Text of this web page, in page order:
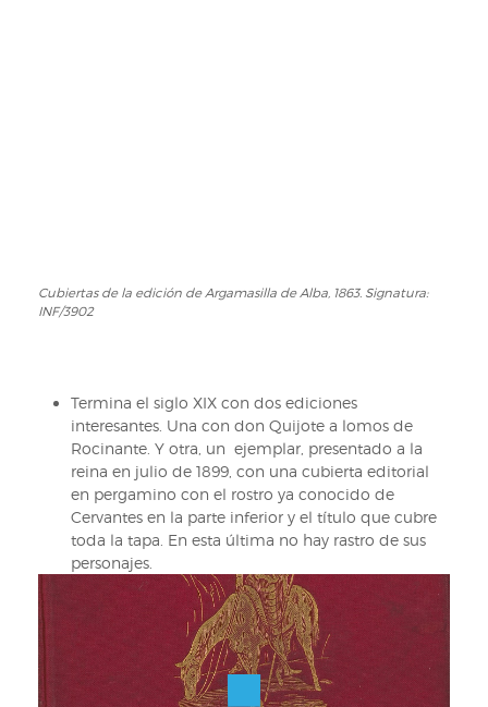
Cubiertas de la edición de Argamasilla de Alba, 1863. Signatura:
INF/3902
Termina el siglo XIX con dos ediciones
interesantes. Una con don Quijote a lomos de
Rocinante. Y otra, un ejemplar, presentado a la
reina en julio de 1899, con una cubierta editorial
en pergamino con el rostro ya conocido de
Cervantes en la parte inferior y el título que cubre
toda la tapa. En esta última no hay rastro de sus
personajes.